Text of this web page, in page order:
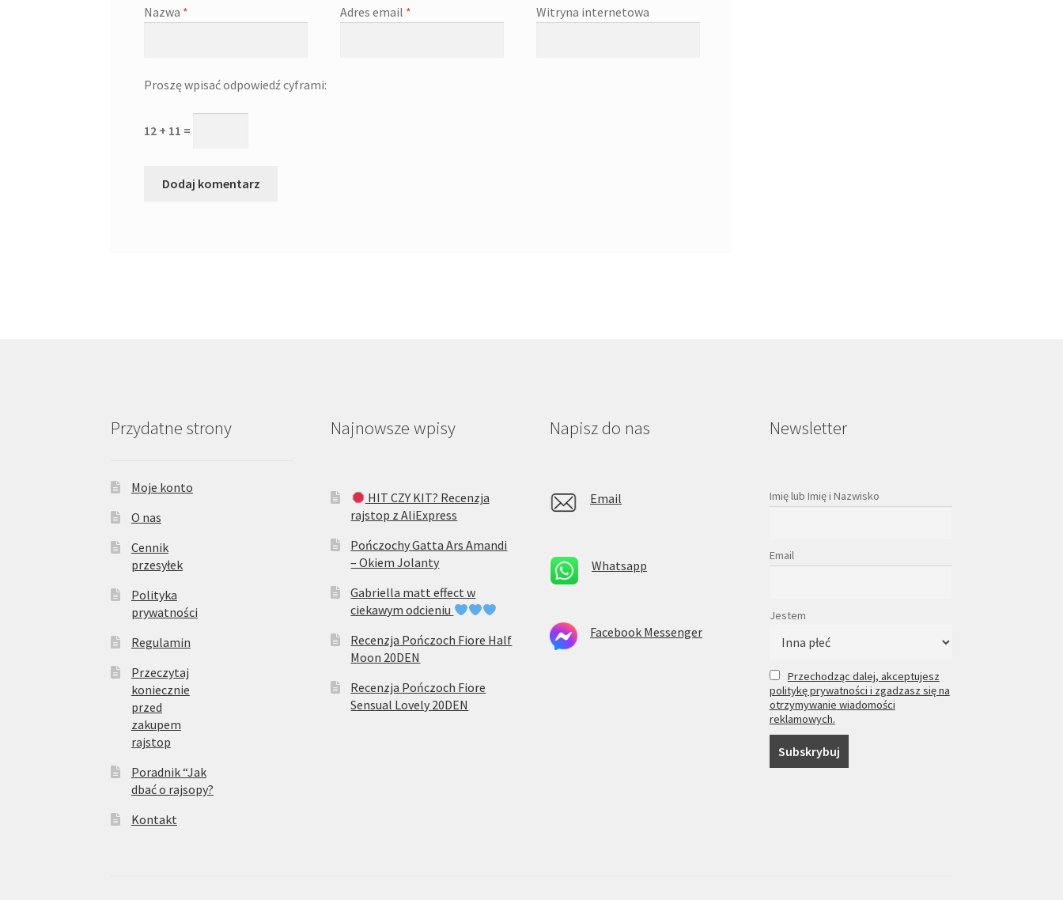
Nazwa * Adres email * Witryna internetowa
Proszę wpisać odpowiedź cyframi:
12 + 11 =
Przydatne strony
Moje konto
O nas
Cennik
przesyłek
Polityka
prywatności
Regulamin
Przeczytaj
koniecznie
przed
zakupem
rajstop
Poradnik “Jak
dbać o rajsopy?
Kontakt
Najnowsze wpisy
HIT CZY KIT? Recenzja
rajstop z AliExpress
Pończochy Gatta Ars Amandi
– Okiem Jolanty
Gabriella matt effect w
ciekawym odcieniu
Recenzja Pończoch Fiore Half
Moon 20DEN
Recenzja Pończoch Fiore
Sensual Lovely 20DEN
Napisz do nas
Email
Whatsapp
Facebook Messenger
Newsletter
Imię lub Imię i Nazwisko
Email
Jestem
Przechodząc dalej, akceptujesz
politykę prywatności i zgadzasz się na
otrzymywanie wiadomości
reklamowych.